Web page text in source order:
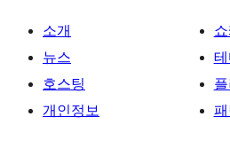
소개
뉴스
호스팅
개인정보
패